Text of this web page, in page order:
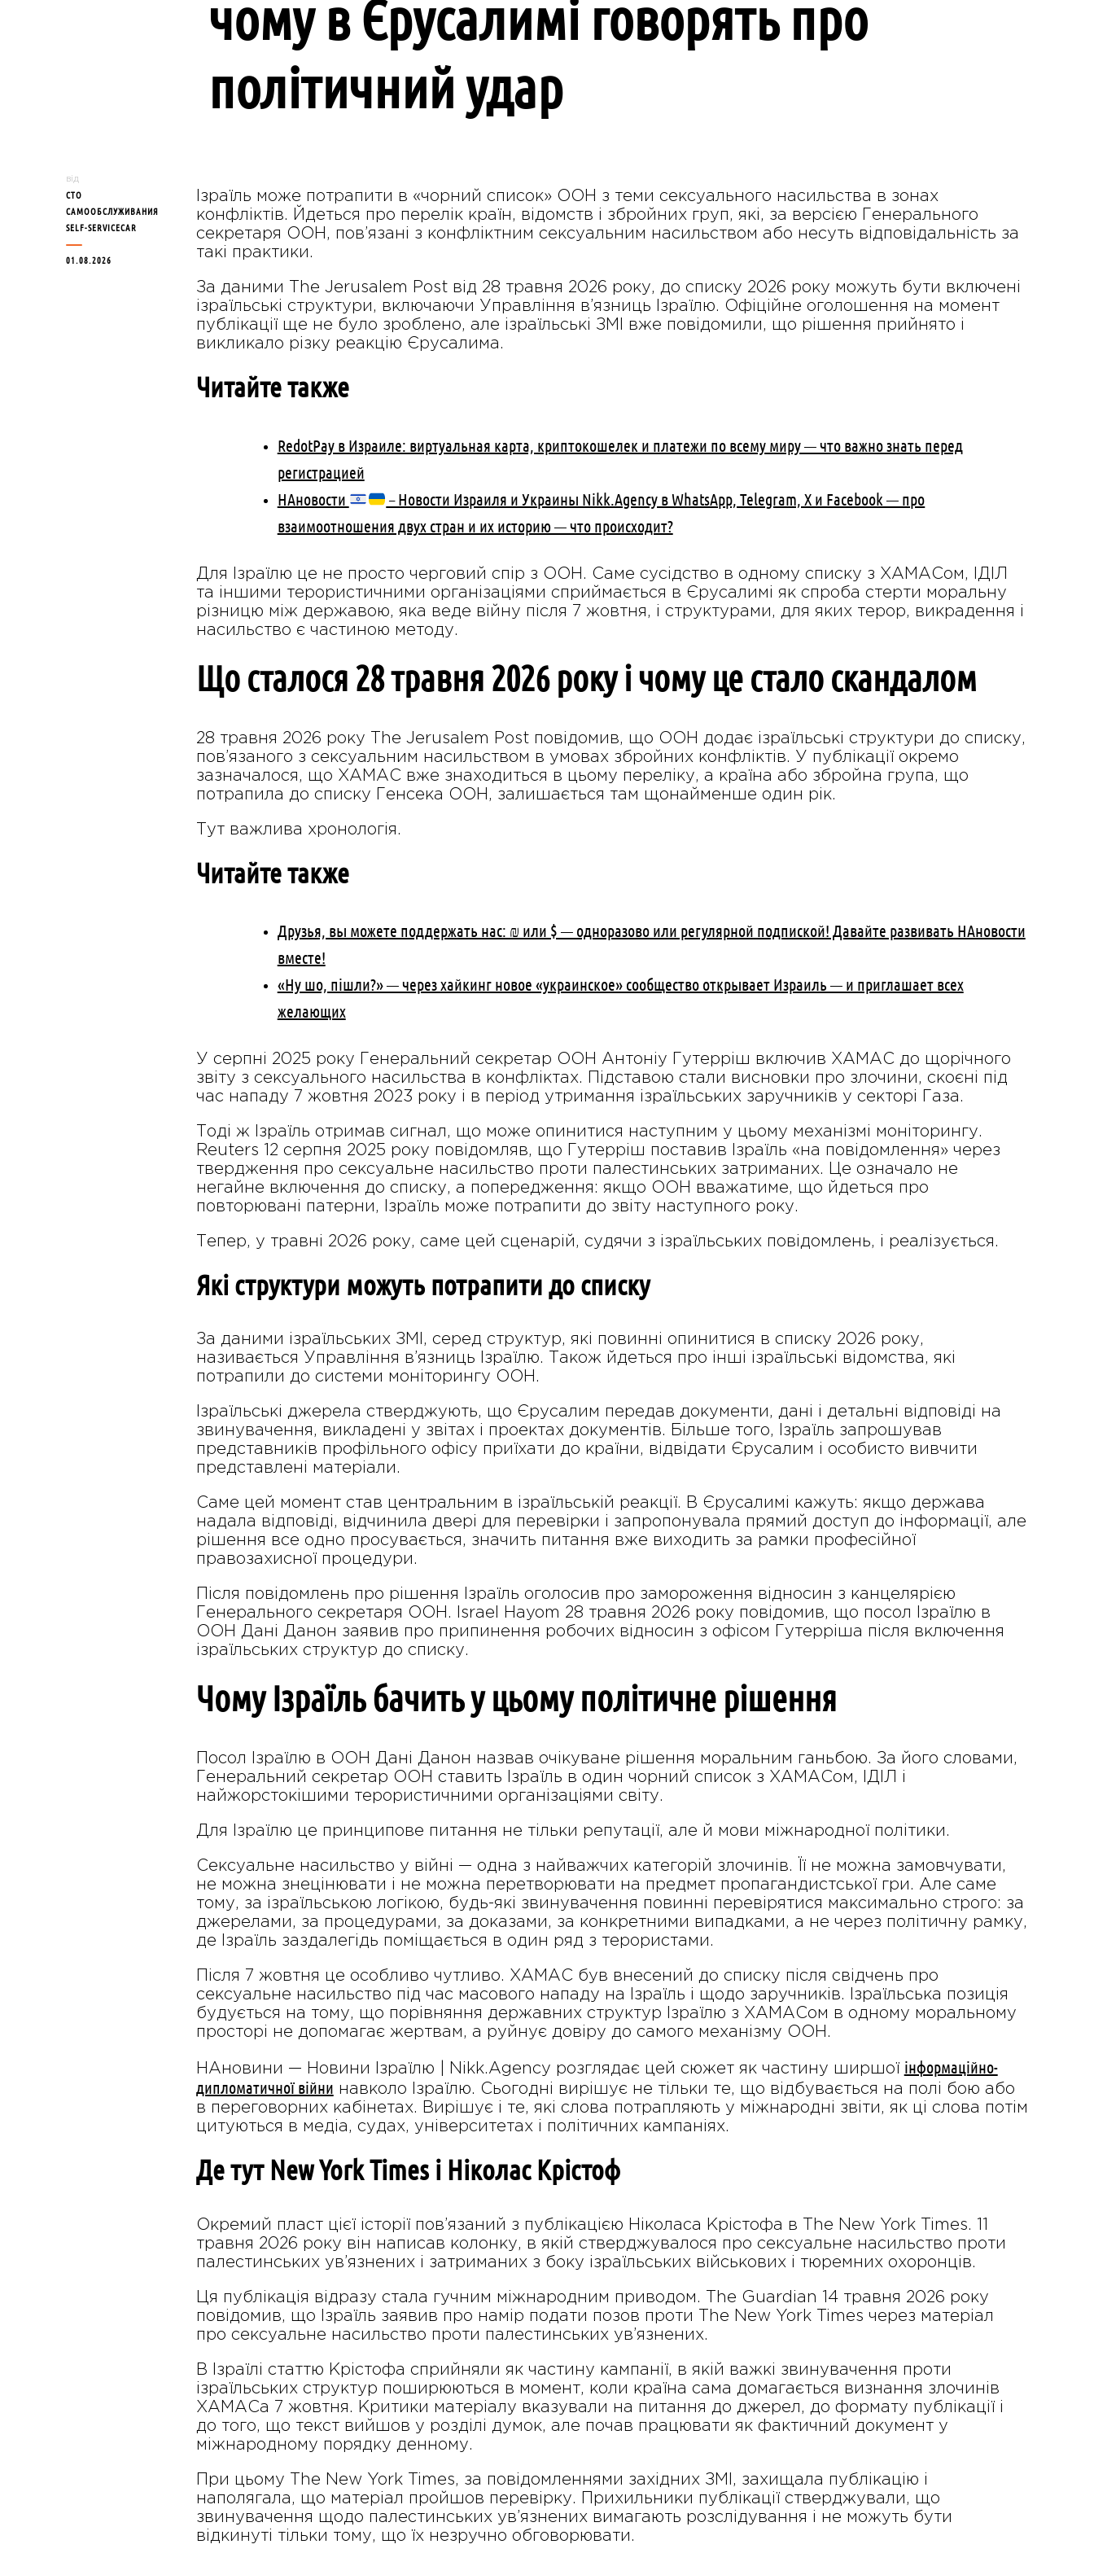
чому в Єрусалимі говорять про
політичний удар
від
СТО
САМООБСЛУЖИВАНИЯ
SELF-SERVICECAR
01.08.2026
Ізраїль може потрапити в «чорний список» ООН з теми сексуального насильства в зонах
конфліктів. Йдеться про перелік країн, відомств і збройних груп, які, за версією Генерального
секретаря ООН, пов’язані з конфліктним сексуальним насильством або несуть відповідальність за
такі практики.
За даними The Jerusalem Post від 28 травня 2026 року, до списку 2026 року можуть бути включені
ізраїльські структури, включаючи Управління в’язниць Ізраїлю. Офіційне оголошення на момент
публікації ще не було зроблено, але ізраїльські ЗМІ вже повідомили, що рішення прийнято і
викликало різку реакцію Єрусалима.
Читайте также
RedotPay в Израиле: виртуальная карта, криптокошелек и платежи по всему миру — что важно знать перед
регистрацией
НАновости
– Новости Израиля и Украины Nikk.Agency в WhatsApp, Telegram, X и Facebook — про
взаимоотношения двух стран и их историю — что происходит?
Для Ізраїлю це не просто черговий спір з ООН. Саме сусідство в одному списку з ХАМАСом, ІДІЛ
та іншими терористичними організаціями сприймається в Єрусалимі як спроба стерти моральну
різницю між державою, яка веде війну після 7 жовтня, і структурами, для яких терор, викрадення і
насильство є частиною методу.
Що сталося 28 травня 2026 року і чому це стало скандалом
28 травня 2026 року The Jerusalem Post повідомив, що ООН додає ізраїльські структури до списку,
пов’язаного з сексуальним насильством в умовах збройних конфліктів. У публікації окремо
зазначалося, що ХАМАС вже знаходиться в цьому переліку, а країна або збройна група, що
потрапила до списку Генсека ООН, залишається там щонайменше один рік.
Тут важлива хронологія.
Читайте также
Друзья, вы можете поддержать нас: ₪ или $ — одноразово или регулярной подпиской! Давайте развивать НАновости
вместе!
«Ну шо, пішли?» — через хайкинг новое «украинское» сообщество открывает Израиль — и приглашает всех
желающих
У серпні 2025 року Генеральний секретар ООН Антоніу Гутерріш включив ХАМАС до щорічного
звіту з сексуального насильства в конфліктах. Підставою стали висновки про злочини, скоєні під
час нападу 7 жовтня 2023 року і в період утримання ізраїльських заручників у секторі Газа.
Тоді ж Ізраїль отримав сигнал, що може опинитися наступним у цьому механізмі моніторингу.
Reuters 12 серпня 2025 року повідомляв, що Гутерріш поставив Ізраїль «на повідомлення» через
твердження про сексуальне насильство проти палестинських затриманих. Це означало не
негайне включення до списку, а попередження: якщо ООН вважатиме, що йдеться про
повторювані патерни, Ізраїль може потрапити до звіту наступного року.
Тепер, у травні 2026 року, саме цей сценарій, судячи з ізраїльських повідомлень, і реалізується.
Які структури можуть потрапити до списку
За даними ізраїльських ЗМІ, серед структур, які повинні опинитися в списку 2026 року,
називається Управління в’язниць Ізраїлю. Також йдеться про інші ізраїльські відомства, які
потрапили до системи моніторингу ООН.
Ізраїльські джерела стверджують, що Єрусалим передав документи, дані і детальні відповіді на
звинувачення, викладені у звітах і проектах документів. Більше того, Ізраїль запрошував
представників профільного офісу приїхати до країни, відвідати Єрусалим і особисто вивчити
представлені матеріали.
Саме цей момент став центральним в ізраїльській реакції. В Єрусалимі кажуть: якщо держава
надала відповіді, відчинила двері для перевірки і запропонувала прямий доступ до інформації, але
рішення все одно просувається, значить питання вже виходить за рамки професійної
правозахисної процедури.
Після повідомлень про рішення Ізраїль оголосив про замороження відносин з канцелярією
Генерального секретаря ООН. Israel Hayom 28 травня 2026 року повідомив, що посол Ізраїлю в
ООН Дані Данон заявив про припинення робочих відносин з офісом Гутерріша після включення
ізраїльських структур до списку.
Чому Ізраїль бачить у цьому політичне рішення
Посол Ізраїлю в ООН Дані Данон назвав очікуване рішення моральним ганьбою. За його словами,
Генеральний секретар ООН ставить Ізраїль в один чорний список з ХАМАСом, ІДІЛ і
найжорстокішими терористичними організаціями світу.
Для Ізраїлю це принципове питання не тільки репутації, але й мови міжнародної політики.
Сексуальне насильство у війні — одна з найважчих категорій злочинів. Її не можна замовчувати,
не можна знецінювати і не можна перетворювати на предмет пропагандистської гри. Але саме
тому, за ізраїльською логікою, будь-які звинувачення повинні перевірятися максимально строго: за
джерелами, за процедурами, за доказами, за конкретними випадками, а не через політичну рамку,
де Ізраїль заздалегідь поміщається в один ряд з терористами.
Після 7 жовтня це особливо чутливо. ХАМАС був внесений до списку після свідчень про
сексуальне насильство під час масового нападу на Ізраїль і щодо заручників. Ізраїльська позиція
будується на тому, що порівняння державних структур Ізраїлю з ХАМАСом в одному моральному
просторі не допомагає жертвам, а руйнує довіру до самого механізму ООН.
НАновини — Новини Ізраїлю | Nikk.Agency розглядає цей сюжет як частину ширшої інформаційно-
дипломатичної війни навколо Ізраїлю. Сьогодні вирішує не тільки те, що відбувається на полі бою або
в переговорних кабінетах. Вирішує і те, які слова потрапляють у міжнародні звіти, як ці слова потім
цитуються в медіа, судах, університетах і політичних кампаніях.
Де тут New York Times і Ніколас Крістоф
Окремий пласт цієї історії пов’язаний з публікацією Ніколаса Крістофа в The New York Times. 11
травня 2026 року він написав колонку, в якій стверджувалося про сексуальне насильство проти
палестинських ув’язнених і затриманих з боку ізраїльських військових і тюремних охоронців.
Ця публікація відразу стала гучним міжнародним приводом. The Guardian 14 травня 2026 року
повідомив, що Ізраїль заявив про намір подати позов проти The New York Times через матеріал
про сексуальне насильство проти палестинських ув’язнених.
В Ізраїлі статтю Крістофа сприйняли як частину кампанії, в якій важкі звинувачення проти
ізраїльських структур поширюються в момент, коли країна сама домагається визнання злочинів
ХАМАСа 7 жовтня. Критики матеріалу вказували на питання до джерел, до формату публікації і
до того, що текст вийшов у розділі думок, але почав працювати як фактичний документ у
міжнародному порядку денному.
При цьому The New York Times, за повідомленнями західних ЗМІ, захищала публікацію і
наполягала, що матеріал пройшов перевірку. Прихильники публікації стверджували, що
звинувачення щодо палестинських ув’язнених вимагають розслідування і не можуть бути
відкинуті тільки тому, що їх незручно обговорювати.